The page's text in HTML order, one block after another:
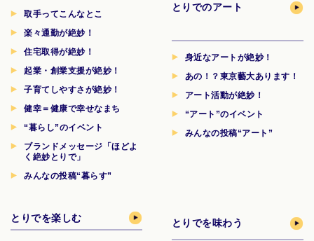
取手ってこんなとこ
楽々通勤が絶妙！
住宅取得が絶妙！
起業・創業支援が絶妙！
子育てしやすさが絶妙！
健幸＝健康で幸せなまち
“暮らし”のイベント
ブランドメッセージ「ほどよ
く絶妙とりで」
みんなの投稿“暮らす”
とりでのアート
身近なアートが絶妙！
あの！？東京藝大あります！
アート活動が絶妙！
“アート”のイベント
みんなの投稿“アート”
とりでを楽しむ とりでを味わう